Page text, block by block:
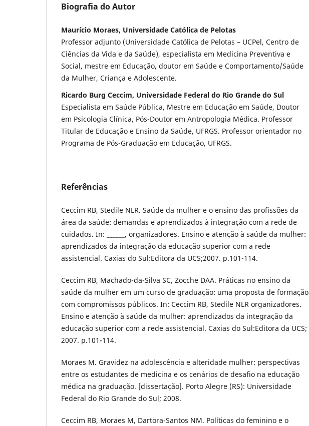
Biografia do Autor
Maurício Moraes, Universidade Católica de Pelotas
Professor adjunto (Universidade Católica de Pelotas – UCPel, Centro de
Ciências da Vida e da Saúde), especialista em Medicina Preventiva e
Social, mestre em Educação, doutor em Saúde e Comportamento/Saúde
da Mulher, Criança e Adolescente.
Ricardo Burg Ceccim, Universidade Federal do Rio Grande do Sul
Especialista em Saúde Pública, Mestre em Educação em Saúde, Doutor
em Psicologia Clínica, Pós-Doutor em Antropologia Médica. Professor
Titular de Educação e Ensino da Saúde, UFRGS. Professor orientador no
Programa de Pós-Graduação em Educação, UFRGS.
Referências
Ceccim RB, Stedile NLR. Saúde da mulher e o ensino das profissões da
área da saúde: demandas e aprendizados à integração com a rede de
cuidados. In: ______, organizadores. Ensino e atenção à saúde da mulher:
aprendizados da integração da educação superior com a rede
assistencial. Caxias do Sul:Editora da UCS;2007. p.101-114.
Ceccim RB, Machado-da-Silva SC, Zocche DAA. Práticas no ensino da
saúde da mulher em um curso de graduação: uma proposta de formação
com compromissos públicos. In: Ceccim RB, Stedile NLR organizadores.
Ensino e atenção à saúde da mulher: aprendizados da integração da
educação superior com a rede assistencial. Caxias do Sul:Editora da UCS;
2007. p.101-114.
Moraes M. Gravidez na adolescência e alteridade mulher: perspectivas
entre os estudantes de medicina e os cenários de desafio na educação
médica na graduação. [dissertação]. Porto Alegre (RS): Universidade
Federal do Rio Grande do Sul; 2008.
Ceccim RB, Moraes M, Dartora-Santos NM. Políticas do feminino e o